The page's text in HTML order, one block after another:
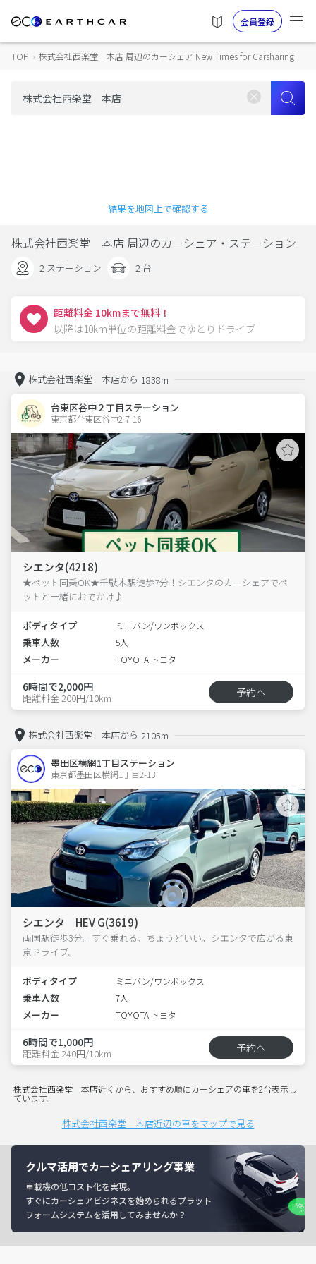
会員登録
TOP › 株式会社西楽堂 本店 周辺のカーシェア New Times for Carsharing
結果を地図上で確認する
株式会社西楽堂 本店 周辺のカーシェア・ステーション
2 ステーション 2 台
距離料金 10kmまで無料！
以降は10km単位の距離料金でゆとりドライブ
株式会社西楽堂 本店から 1838m
台東区谷中２丁目ステーション
東京都台東区谷中2-7-16
シエンタ(4218)
★ペット同乗OK★千駄木駅徒歩7分！シエンタのカーシェアでペ
ットと一緒におでかけ♪
ボディタイプ ミニバン/ワンボックス
乗車人数 5人
メーカー TOYOTA トヨタ
6時間で2,000円
距離料金 200円/10km 予約へ
株式会社西楽堂 本店から 2105m
墨田区横網1丁目ステーション
東京都墨田区横網1丁目2-13
シエンタ HEV G(3619)
両国駅徒歩3分。すぐ乗れる、ちょうどいい。シエンタで広がる東
京ドライブ。
ボディタイプ ミニバン/ワンボックス
乗車人数 7人
メーカー TOYOTA トヨタ
6時間で1,000円
距離料金 240円/10km 予約へ
株式会社西楽堂 本店近くから、おすすめ順にカーシェアの車を2台表示し
ています。
株式会社西楽堂 本店近辺の車をマップで見る
クルマ活用でカーシェアリング事業
車載機の低コスト化を実現。
すぐにカーシェアビジネスを始められるプラット
フォームシステムを活用してみませんか？